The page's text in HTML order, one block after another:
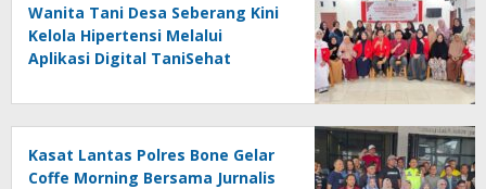
Wanita Tani Desa Seberang Kini
Kelola Hipertensi Melalui
Aplikasi Digital TaniSehat
Kasat Lantas Polres Bone Gelar
Coffe Morning Bersama Jurnalis